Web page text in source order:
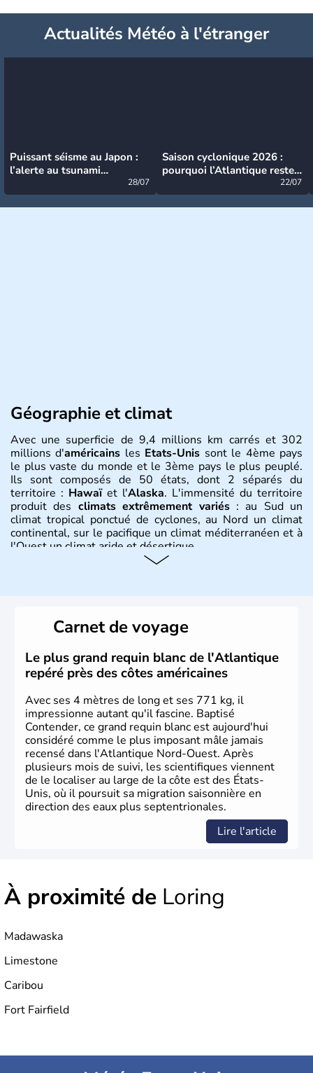
Actualités Météo à l'étranger
Puissant séisme au Japon :
l’alerte au tsunami
28/07
Saison cyclonique 2026 :
pourquoi l’Atlantique reste
22/07
Géographie et climat
Avec une superficie de 9,4 millions km carrés et 302
millions d'américains les Etats-Unis sont le 4ème pays
le plus vaste du monde et le 3ème pays le plus peuplé.
Ils sont composés de 50 états, dont 2 séparés du
territoire : Hawaïet l'Alaska. L'immensité du territoire
produit des climats extrêmement variés: au Sud un
climat tropical ponctué de cyclones, au Nord un climat
continental, sur le pacifique un climat méditerranéen et à
l'Ouest un climat aride et désertique.
Plusieurs populations se sont succédées avant l'arrivée
des européens, suite à la découverte du continent par
Christophe Colomb en 1492. Les 13 colonies
britanniques proclament la Déclaration d'indépendance
en 1776 et adoptent leur première constitution en 1787.
La conquête de l'Ouest marque ensuite l'entrée dans une
phase de développement intense.
Carnet de voyage
Le plus grand requin blanc de l'Atlantique
repéré près des côtes américaines
Avec ses 4 mètres de long et ses 771 kg, il
impressionne autant qu'il fascine. Baptisé
Contender, ce grand requin blanc est aujourd'hui
considéré comme le plus imposant mâle jamais
recensé dans l'Atlantique Nord-Ouest. Après
plusieurs mois de suivi, les scientifiques viennent
de le localiser au large de la côte est des États-
Unis, où il poursuit sa migration saisonnière en
direction des eaux plus septentrionales.
Lire l'article
À proximité de Loring
Madawaska
Limestone
Caribou
Fort Fairfield